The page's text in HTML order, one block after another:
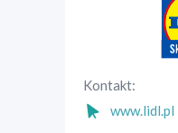
Kontakt:
www.lidl.pl